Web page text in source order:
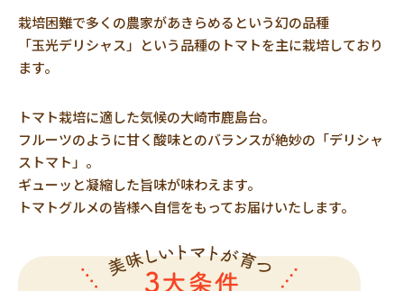
栽培困難で多くの農家があきらめるという幻の品種
「玉光デリシャス」という品種のトマトを主に栽培しており
ます。
トマト栽培に適した気候の大崎市鹿島台。
フルーツのように甘く酸味とのバランスが絶妙の「デリシャ
ストマト」。
ギューッと凝縮した旨味が味わえます。
トマトグルメの皆様へ自信をもってお届けいたします。